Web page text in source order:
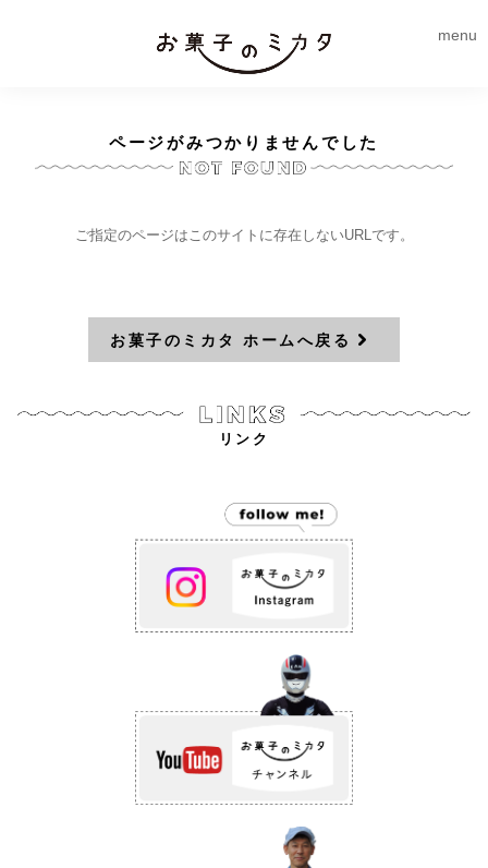
menu
ページがみつかりませんでした
ご指定のページはこのサイトに存在しないURLです。
お菓子のミカタ ホームへ戻る
リンク